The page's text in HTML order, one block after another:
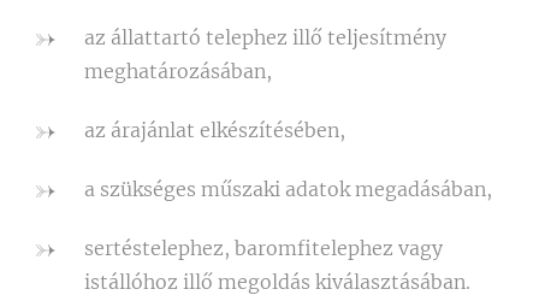
az állattartó telephez illő teljesítmény
meghatározásában,
az árajánlat elkészítésében,
a szükséges műszaki adatok megadásában,
sertéstelephez, baromfitelephez vagy
istállóhoz illő megoldás kiválasztásában.